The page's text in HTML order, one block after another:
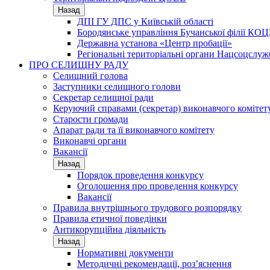
Назад
ДПІ ГУ ДПС у Київській області
Бородянське управління Бучанської філії
Державна установа «Центр пробації»
Регіональні територіальні органи
ПРО СЕЛИЩНУ РАДУ
Селищний голова
Заступники селищного голови
Секретар селищної ради
Керуючий справами (секретар) виконавчого
Старости громади
Апарат ради та її виконавчого комітету
Виконавчі органи
Вакансії
Назад
Порядок проведення конкурсу
Оголошення про проведення конкурсу
Вакансії
Правила внутрішнього трудового розпорядку
Правила етичної поведінки
Антикорупційна діяльність
Назад
Нормативні документи
Методичні рекомендації, роз’яснення